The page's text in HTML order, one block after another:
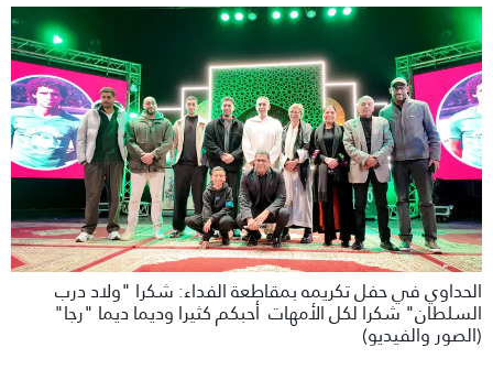
الحداوي في حفل تكريمه بمقاطعة الفداء: شكرا "ولاد درب
السلطان" شكرا لكل الأمهات أحبكم كثيرا وديما ديما "رجا"
(الصور والفيديو)